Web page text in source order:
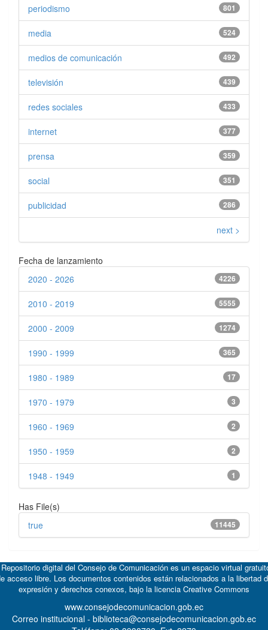
801
periodismo
524
media
492
medios de comunicación
439
televisión
433
redes sociales
377
internet
359
prensa
351
social
286
publicidad
next >
Fecha de lanzamiento
4226
2020 - 2026
5555
2010 - 2019
1274
2000 - 2009
365
1990 - 1999
17
1980 - 1989
3
1970 - 1979
2
1960 - 1969
2
1950 - 1959
1
1948 - 1949
Has File(s)
11445
true
digital del Consejo de Comunicación es un espacio virtual
acceso libre. Los documentos contenidos están relacionados a la libertad
expresión y derechos conexos, bajo la licencia Creative Commons
www.consejodecomunicacion.gob.ec
Correo institucional - biblioteca@consejodecomunicacion.gob.ec